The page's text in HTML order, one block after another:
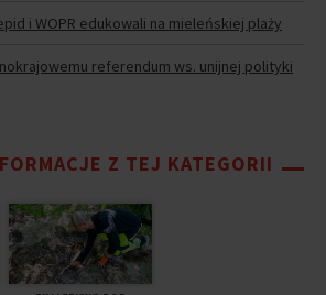
i WOPR edukowali na mieleńskiej plaży
referendum ws. unijnej polityki
Z TEJ KATEGORII